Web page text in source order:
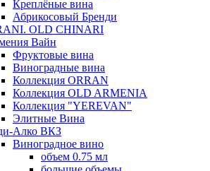
Креплёные вина
Абрикосовый Бренди
OLD CHINARI
Вайн
Фруктовые вина
Виноградные вина
Коллекция ORRAN
Коллекция OLD ARMENIA
Коллекция "YEREVAN"
Элитные Вина
Алко ВКЗ
Виноградное вино
объем 0.75 мл